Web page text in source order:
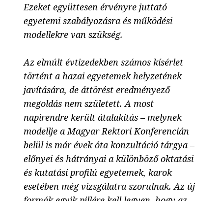
Ezeket együttesen érvényre juttató
egyetemi szabályozásra és működési
modellekre van szükség.
Az elmúlt évtizedekben számos kísérlet
történt a hazai egyetemek helyzetének
javítására, de áttörést eredményező
megoldás nem született. A most
napirendre került átalakítás – melynek
modellje a Magyar Rektori Konferencián
belül is már évek óta konzultáció tárgya –
előnyei és hátrányai a különböző oktatási
és kutatási profilú egyetemek, karok
esetében még vizsgálatra szorulnak. Az új